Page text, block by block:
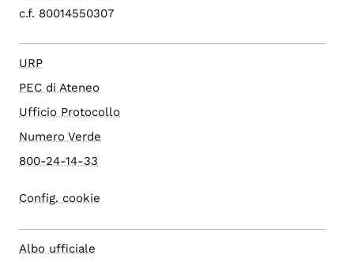
c.f. 80014550307
URP
PEC di Ateneo
Ufficio Protocollo
Numero Verde
800-24-14-33
Config. cookie
Albo ufficiale